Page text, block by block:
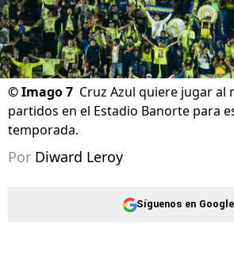
©Imago 7 Cruz Azul quiere jugar al
partidos en el Estadio Banorte para
temporada.
Por Diward Leroy
Síguenos en Google